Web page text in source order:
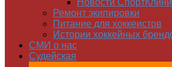
Новости
Ремонт экипировки
Питание для хоккеистов
Истории хоккейных
СМИ о нас
Судейская